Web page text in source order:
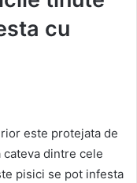
cu
este protejata de
cateva dintre cele
pisici se pot infesta